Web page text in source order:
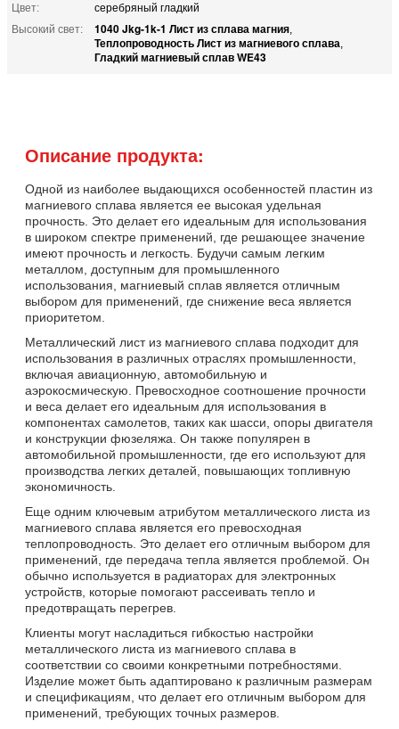
Цвет:
серебряный гладкий
Высокий свет:
1040 Jkg-1k-1 Лист из сплава магния,
Теплопроводность Лист из магниевого сплава,
Гладкий магниевый сплав WE43
Описание продукта:
Одной из наиболее выдающихся особенностей пластин из
магниевого сплава является ее высокая удельная
прочность. Это делает его идеальным для использования
в широком спектре применений, где решающее значение
имеют прочность и легкость. Будучи самым легким
металлом, доступным для промышленного
использования, магниевый сплав является отличным
выбором для применений, где снижение веса является
приоритетом.
Металлический лист из магниевого сплава подходит для
использования в различных отраслях промышленности,
включая авиационную, автомобильную и
аэрокосмическую. Превосходное соотношение прочности
и веса делает его идеальным для использования в
компонентах самолетов, таких как шасси, опоры двигателя
и конструкции фюзеляжа. Он также популярен в
автомобильной промышленности, где его используют для
производства легких деталей, повышающих топливную
экономичность.
Еще одним ключевым атрибутом металлического листа из
магниевого сплава является его превосходная
теплопроводность. Это делает его отличным выбором для
применений, где передача тепла является проблемой. Он
обычно используется в радиаторах для электронных
устройств, которые помогают рассеивать тепло и
предотвращать перегрев.
Клиенты могут насладиться гибкостью настройки
металлического листа из магниевого сплава в
соответствии со своими конкретными потребностями.
Изделие может быть адаптировано к различным размерам
и спецификациям, что делает его отличным выбором для
применений, требующих точных размеров.